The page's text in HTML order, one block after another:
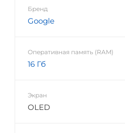
Бренд
Google
Оперативная память (RAM)
16 Гб
Экран
OLED